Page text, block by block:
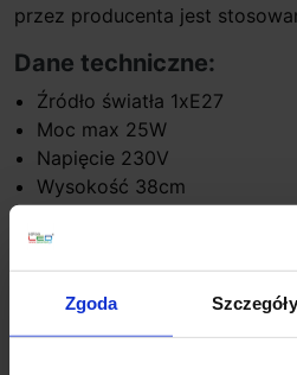
Zgoda Szczegóły
przez producenta jest
Dane techniczne:
Źródło światła 1xE27
Moc max 25W
Napięcie 230V
Wysokość 38cm
Głębokość 14cm
Klasa szczelności IP54
Materiał aluminium/poliwęglan